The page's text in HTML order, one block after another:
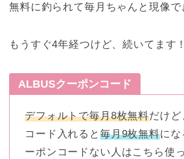
無料に釣られて毎月ちゃんと現像で
もうすぐ4年経つけど、続いてます！
ALBUSクーポンコード
デフォルトで毎月8枚無料だけど
コード入れると 毎月9枚無料にな
ーポンコードない人はこちら使